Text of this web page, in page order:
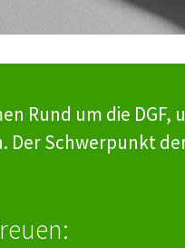
Rund um die
Schwerpunkt